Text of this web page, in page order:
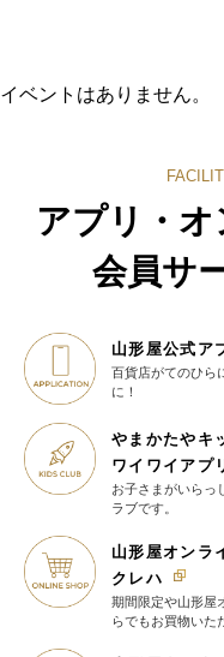
イベントはありません。
アプリ・オ
会員サ
山形屋公式ア
百貨店がてのひら
に！
やまかたやキ
ワイワイアプ
お子さまがいらっ
ラブです。
山形屋オンラ
クレハ
期間限定や山形屋
らでもお買物いた